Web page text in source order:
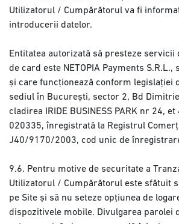
Utilizatorul / Cumpărătorul va fi
introducerii datelor.
Entitatea autorizată să presteze servicii
de card este NETOPIA Payments
și care funcționează conform legislației
sediul în București, sector 2, Bd
cladirea IRIDE BUSINESS PARK nr 24,
020335, înregistrată la Registrul
J40/9170/2003, cod unic de
9.6. Pentru motive de securitate a
Utilizatorul / Cumpărătorul este sfătuit
pe Site și să nu seteze opțiunea de
dispozitivele mobile. Divulgarea parolei